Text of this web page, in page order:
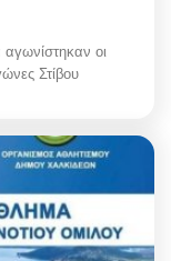
οι
Στίβου